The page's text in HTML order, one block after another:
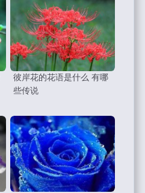
彼岸花的花语是什么 有哪
些传说